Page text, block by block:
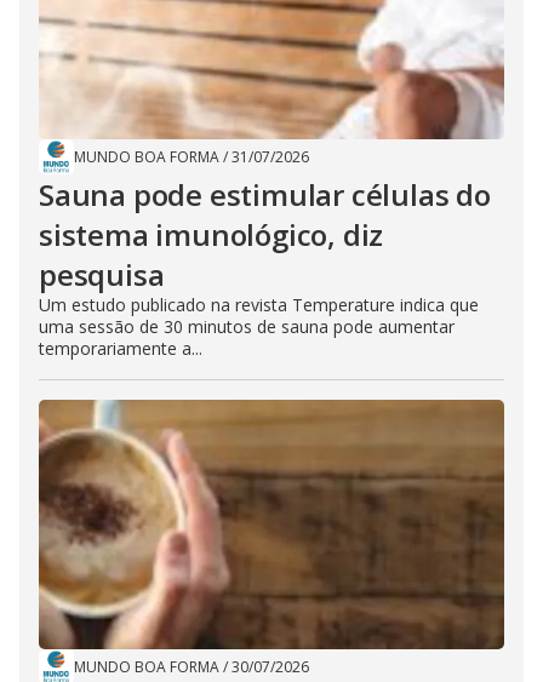
MUNDO BOA FORMA/31/07/2026
Sauna pode estimular células do
sistema imunológico, diz
pesquisa
Um estudo publicado na revista Temperature indica que
uma sessão de 30 minutos de sauna pode aumentar
temporariamente a...
MUNDO BOA FORMA/30/07/2026